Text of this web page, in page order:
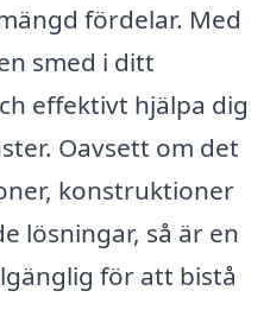
fördelar. Med
smed i ditt
effektivt hjälpa dig
Oavsett om det
konstruktioner
lösningar, så är en
för att bistå